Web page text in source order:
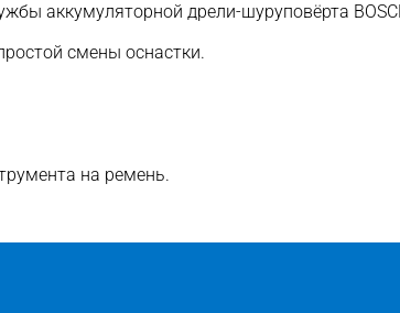
аккумуляторной дрели-шуруповёрта
смены оснастки.
на ремень.